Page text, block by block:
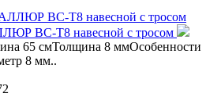
BC-T8 навесной с тросом
65 смТолщина 8 ммОсобенности
8 мм..